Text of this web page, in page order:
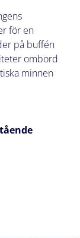
för en
på buffén
ombord
minnen